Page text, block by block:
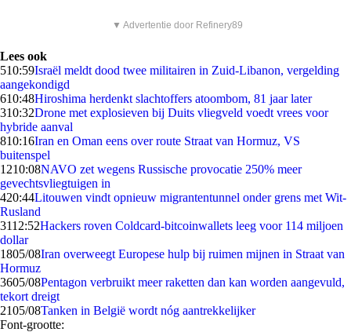
▼ Advertentie door Refinery89
Lees ook
510:59Israël meldt dood twee militairen in Zuid-Libanon, vergelding
aangekondigd
610:48Hiroshima herdenkt slachtoffers atoombom, 81 jaar later
310:32Drone met explosieven bij Duits vliegveld voedt vrees voor
hybride aanval
810:16Iran en Oman eens over route Straat van Hormuz, VS
buitenspel
1210:08NAVO zet wegens Russische provocatie 250% meer
gevechtsvliegtuigen in
420:44Litouwen vindt opnieuw migrantentunnel onder grens met Wit-
Rusland
3112:52Hackers roven Coldcard-bitcoinwallets leeg voor 114 miljoen
dollar
1805/08Iran overweegt Europese hulp bij ruimen mijnen in Straat van
Hormuz
3605/08Pentagon verbruikt meer raketten dan kan worden aangevuld,
tekort dreigt
2105/08Tanken in België wordt nóg aantrekkelijker
Font-grootte: